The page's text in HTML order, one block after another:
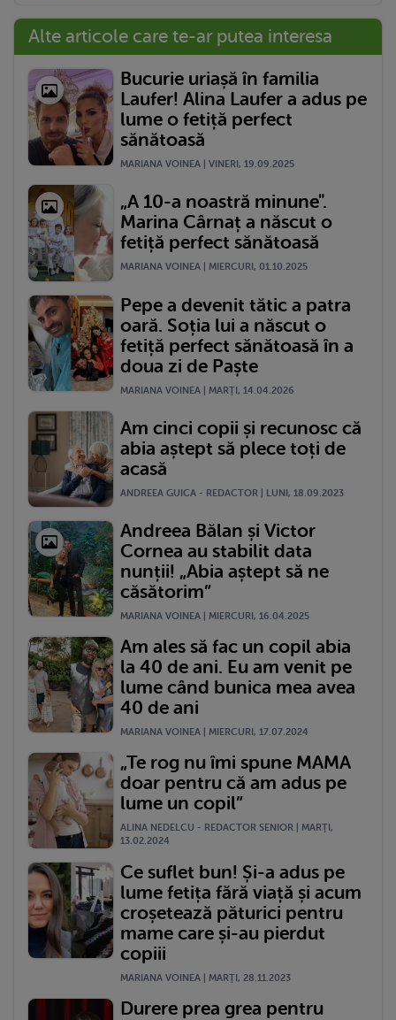
Alte articole care te-ar putea interesa
Bucurie uriașă în familia
Laufer! Alina Laufer a adus pe
lume o fetiță perfect
sănătoasă
MARIANA VOINEA | VINERI, 19.09.2025
„A 10-a noastră minune".
Marina Cârnaț a născut o
fetiță perfect sănătoasă
MARIANA VOINEA | MIERCURI, 01.10.2025
Pepe a devenit tătic a patra
oară. Soția lui a născut o
fetiță perfect sănătoasă în a
doua zi de Paște
MARIANA VOINEA | MARŢI, 14.04.2026
Am cinci copii și recunosc că
abia aștept să plece toți de
acasă
ANDREEA GUICA - REDACTOR | LUNI, 18.09.2023
Andreea Bălan și Victor
Cornea au stabilit data
nunții! „Abia aștept să ne
căsătorim”
MARIANA VOINEA | MIERCURI, 16.04.2025
Am ales să fac un copil abia
la 40 de ani. Eu am venit pe
lume când bunica mea avea
40 de ani
MARIANA VOINEA | MIERCURI, 17.07.2024
„Te rog nu îmi spune MAMA
doar pentru că am adus pe
lume un copil”
ALINA NEDELCU - REDACTOR SENIOR | MARŢI,
13.02.2024
Ce suflet bun! Și-a adus pe
lume fetița fără viață și acum
croșetează păturici pentru
mame care și-au pierdut
copiii
MARIANA VOINEA | MARŢI, 28.11.2023
Durere prea grea pentru